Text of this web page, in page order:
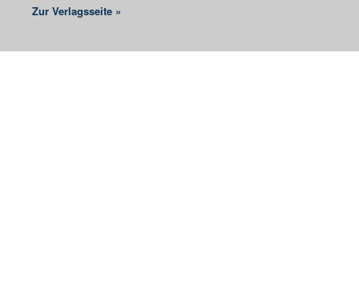
Zur Verlagsseite »